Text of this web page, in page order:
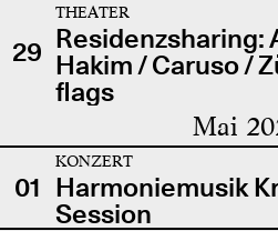
29
THEATER
Residenzsharing:
Hakim / Caruso /
flags
Mai
01
KONZERT
Harmoniemusik
Session